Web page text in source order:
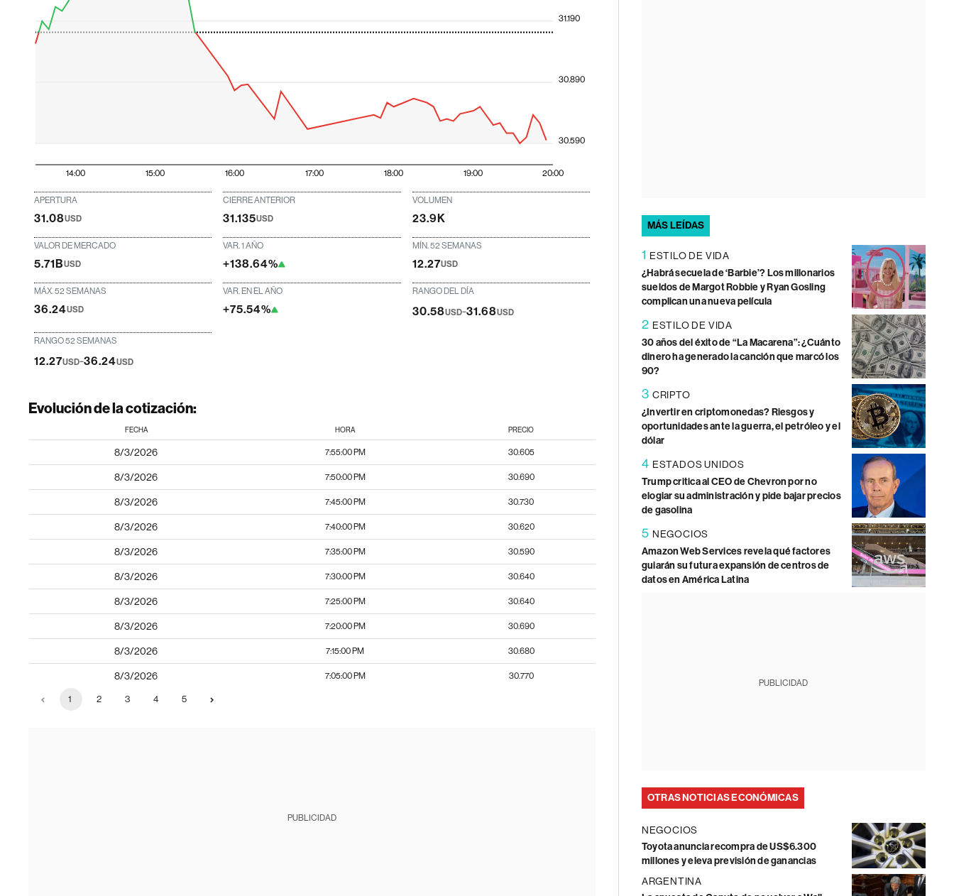
14:00 15:00 16:00 17:00 18:00 19:00 20:00
30.590
30.890
31.190
APERTURA
31.08USD
CIERRE ANTERIOR
31.135USD
VOLUMEN
23.9K
VALOR DE MERCADO
5.71BUSD
VAR. 1 AÑO
+138.64%
MÍN. 52 SEMANAS
12.27USD
MÁX. 52 SEMANAS
36.24USD
VAR. EN EL AÑO
+75.54%
RANGO DEL DÍA
30.58USD-31.68USD
RANGO 52 SEMANAS
12.27USD-36.24USD
Evolución de la cotización:
FECHA HORA PRECIO
8/3/2026 7:55:00 PM 30.605
8/3/2026 7:50:00 PM 30.690
8/3/2026 7:45:00 PM 30.730
8/3/2026 7:40:00 PM 30.620
8/3/2026 7:35:00 PM 30.590
8/3/2026 7:30:00 PM 30.640
8/3/2026 7:25:00 PM 30.640
8/3/2026 7:20:00 PM 30.690
8/3/2026 7:15:00 PM 30.680
8/3/2026 7:05:00 PM 30.770
1 2 3 4 5
PUBLICIDAD
MÁS LEÍDAS
1 ESTILO DE VIDA
¿Habrá secuela de ‘Barbie’? Los millonarios
sueldos de Margot Robbie y Ryan Gosling
complican una nueva película
2 ESTILO DE VIDA
30 años del éxito de “La Macarena”: ¿Cuánto
dinero ha generado la canción que marcó los
90?
3 CRIPTO
¿Invertir en criptomonedas? Riesgos y
oportunidades ante la guerra, el petróleo y el
dólar
4 ESTADOS UNIDOS
Trump critica al CEO de Chevron por no
elogiar su administración y pide bajar precios
de gasolina
5 NEGOCIOS
Amazon Web Services revela qué factores
guiarán su futura expansión de centros de
datos en América Latina
PUBLICIDAD
OTRAS NOTICIAS ECONÓMICAS
NEGOCIOS
Toyota anuncia recompra de US$6.300
millones y eleva previsión de ganancias
ARGENTINA